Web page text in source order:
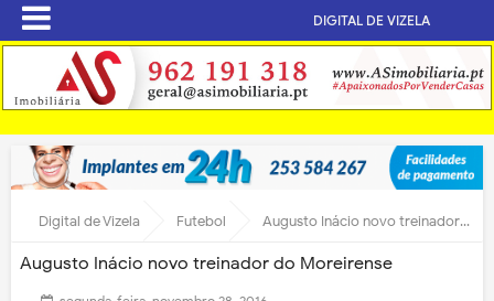
DIGITAL DE VIZELA
Digital de Vizela Futebol Augusto Inácio novo treinador do Moreirense
Augusto Inácio novo treinador do Moreirense